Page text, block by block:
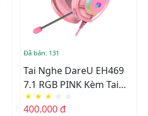
Đã bán: 131
Tai Nghe DareU EH469
7.1 RGB PINK Kèm Tai
Mèo
★ ★ ★ ☆ ☆
400.000 đ